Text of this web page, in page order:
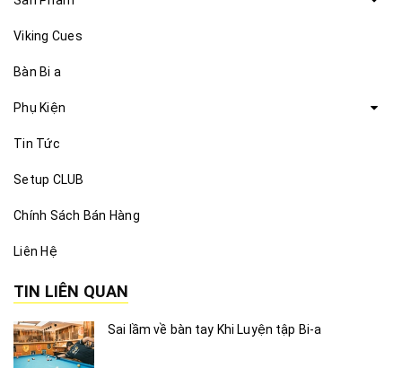
Viking Cues
Bàn Bi a
Phụ Kiện
Tin Tức
Setup CLUB
Chính Sách Bán Hàng
Liên Hệ
TIN LIÊN QUAN
Sai lầm về bàn tay Khi Luyện tập Bi-a